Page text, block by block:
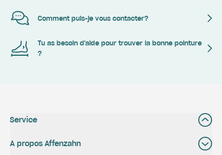
Comment puis-je vous contacter?
Tu as besoin d'aide pour trouver la bonne pointure
?
Service
A propos Affenzahn